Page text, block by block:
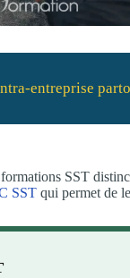
entreprise
SST
SST qui permet de